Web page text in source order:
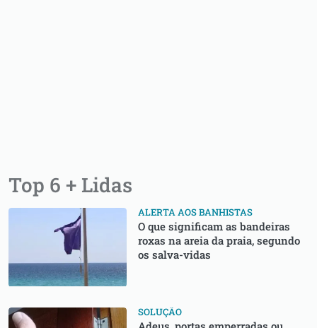
Top 6 + Lidas
ALERTA AOS BANHISTAS
O que significam as bandeiras
roxas na areia da praia, segundo
os salva-vidas
SOLUÇÃO